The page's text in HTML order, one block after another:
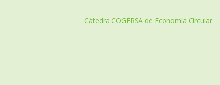
Cátedra COGERSA de Economía Circular